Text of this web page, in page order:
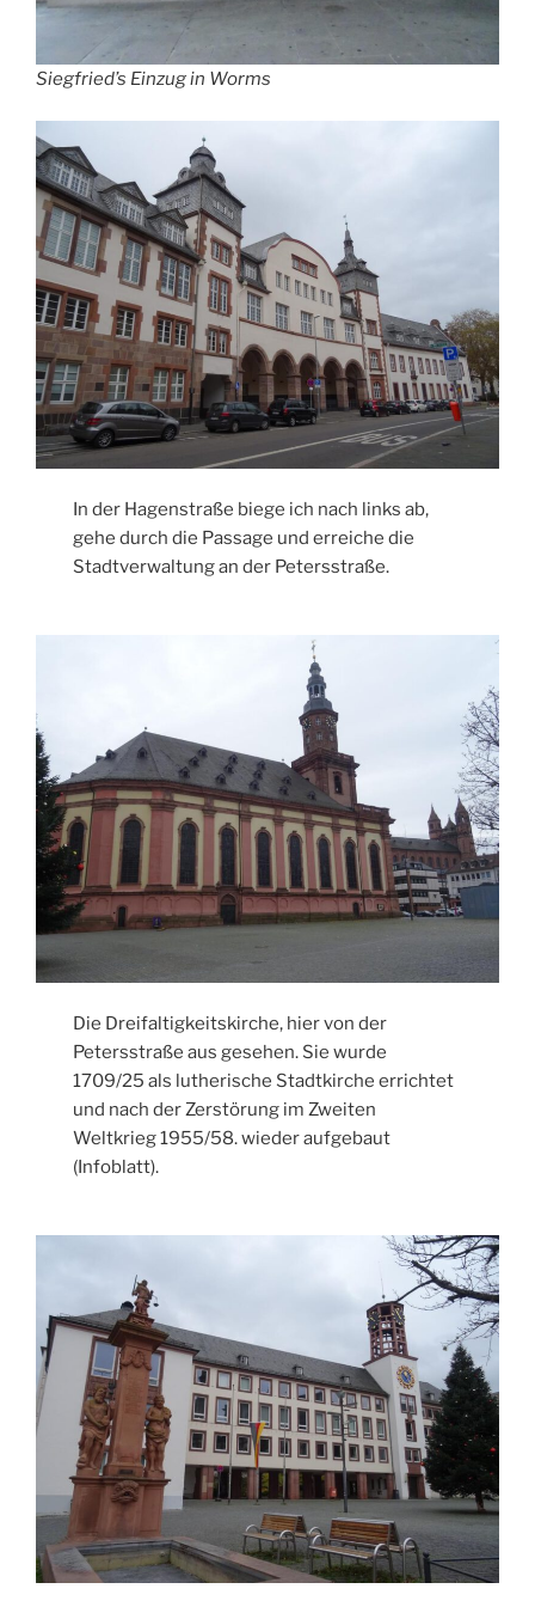
Siegfried’s Einzug in Worms
In der Hagenstraße biege ich nach links ab,
gehe durch die Passage und erreiche die
Stadtverwaltung an der Petersstraße.
Die Dreifaltigkeitskirche, hier von der
Petersstraße aus gesehen. Sie wurde
1709/25 als lutherische Stadtkirche errichtet
und nach der Zerstörung im Zweiten
Weltkrieg 1955/58. wieder aufgebaut
(Infoblatt).